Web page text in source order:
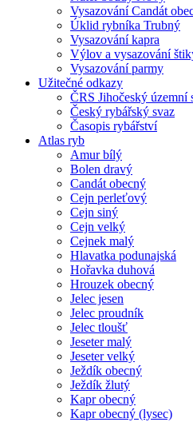
Vysazování Candát
Úklid rybníka Trubný
Vysazování kapra
Výlov a vysazování
Vysazování parmy
Užitečné odkazy
ČRS Jihočeský územní
Český rybářský svaz
Časopis rybářství
Atlas ryb
Amur bílý
Bolen dravý
Candát obecný
Cejn perleťový
Cejn siný
Cejn velký
Cejnek malý
Hlavatka podunajská
Hořavka duhová
Hrouzek obecný
Jelec jesen
Jelec proudník
Jelec tloušť
Jeseter malý
Jeseter velký
Ježdík obecný
Ježdík žlutý
Kapr obecný
Kapr obecný (lysec)